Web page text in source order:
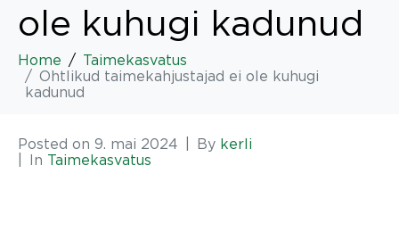
ole kuhugi kadunud
Home
Taimekasvatus
Ohtlikud taimekahjustajad ei ole kuhugi
kadunud
Posted on 9. mai 2024 By kerli
In Taimekasvatus